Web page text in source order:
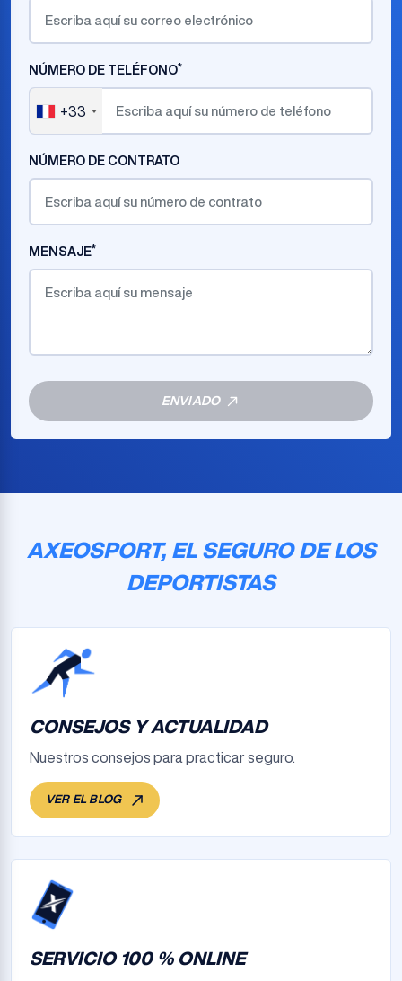
NÚMERO DE TELÉFONO*
France
+33
+33
NÚMERO DE CONTRATO
MENSAJE*
ENVIADO
AXEOSPORT, EL SEGURO DE LOS
DEPORTISTAS
CONSEJOS Y ACTUALIDAD
Nuestros consejos para practicar seguro.
VER EL BLOG
SERVICIO 100 % ONLINE